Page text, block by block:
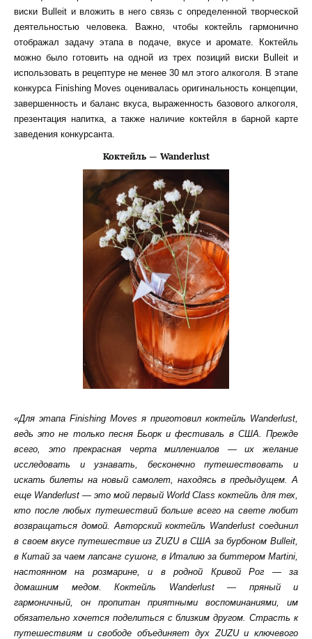
виски Bulleit и вложить в него связь с определенной творческой
деятельностью человека. Важно, чтобы коктейль гармонично
отображал задачу этапа в подаче, вкусе и аромате. Коктейль
можно было готовить на одной из трех позиций виски Bulleit и
использовать в рецептуре не менее 30 мл этого алкоголя. В этапе
конкурса Finishing Moves оценивалась оригинальность концепции,
завершенность и баланс вкуса, выраженность базового алкоголя,
презентация напитка, а также наличие коктейля в барной карте
заведения конкурсанта.
Коктейль — Wanderlust
«Для этапа Finishing Moves я приготовил коктейль Wanderlust,
ведь это не только песня Бьорк и фестиваль в США. Прежде
всего, это прекрасная черта миллениалов — их желание
исследовать и узнавать, бесконечно путешествовать и
искать билеты на новый самолет, находясь в предыдущем. А
еще Wanderlust — это мой первый World Class коктейль для тех,
кто после любых путешествий больше всего на свете любит
возвращаться домой. Авторский коктейль Wanderlust соединил
в своем вкусе путешествие из ZUZU в США за бурбоном Bulleit,
в Китай за чаем лапсанг сушонг, в Италию за биттером Martini,
настоянном на розмарине, и в родной Кривой Рог — за
домашним медом. Коктейль Wanderlust — пряный и
гармоничный, он пропитан приятными воспоминаниями, им
обязательно хочется поделиться с близким другом. Страсть к
путешествиям и свободе объединяет дух ZUZU и ключевого